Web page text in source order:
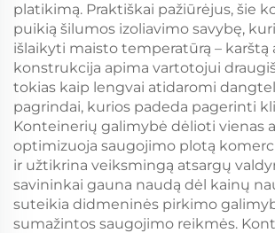
platikimą. Praktiškai pažiūrėjus, šie
puikią šilumos izoliavimo savybę,
išlaikyti maisto temperatūrą – karštą
konstrukcija apima vartotojui
tokias kaip lengvai atidaromi
pagrindai, kurios padeda pagerinti
Konteinerių galimybė dėlioti vienas
optimizuoja saugojimo plotą
ir užtikrina veiksmingą atsargų
savininkai gauna naudą dėl kainų
suteikia didmeninės pirkimo
sumažintos saugojimo reikmės.